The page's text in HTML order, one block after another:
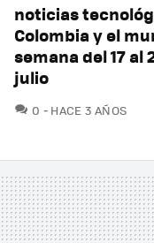
noticias
Colombia y el
semana del 17 al
julio
0 COMENTARIOS
HACE 3 AÑOS